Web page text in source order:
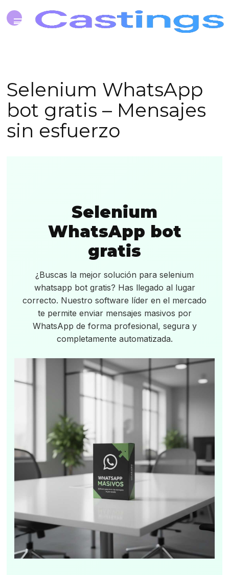
Selenium WhatsApp
bot gratis – Mensajes
sin esfuerzo
Selenium
WhatsApp bot
gratis
¿Buscas la mejor solución para selenium
whatsapp bot gratis? Has llegado al lugar
correcto. Nuestro software líder en el mercado
te permite enviar mensajes masivos por
WhatsApp de forma profesional, segura y
completamente automatizada.